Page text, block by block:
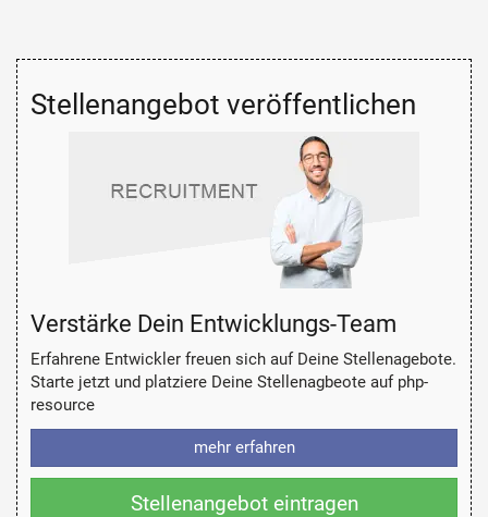
Stellenangebot veröffentlichen
Verstärke Dein Entwicklungs-Team
Erfahrene Entwickler freuen sich auf Deine Stellenagebote.
Starte jetzt und platziere Deine Stellenagbeote auf php-
resource
mehr erfahren
Stellenangebot eintragen